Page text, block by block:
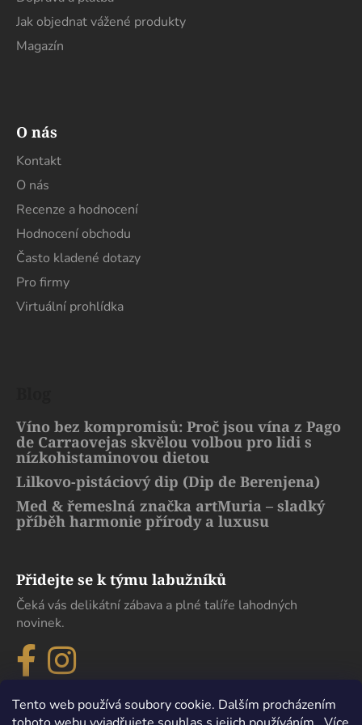
Tento web používá soubory cookie. Dalším procházením
Jak objednat vážené produkty
Magazín
O nás
Kontakt
O nás
Recenze a hodnocení
Hodnocení obchodu
Často kladené dotazy
Pro firmy
Virtuální prohlídka
Víno bez kompromisů: Proč jsou vína z Pago
de Carraovejas skvělou volbou pro lidi s
nízkohistaminovou dietou
Lilkovo-pistáciový dip (Dip de Berenjena)
Med & řemeslná značka artMuria – sladký
příběh harmonie přírody a luxusu
Přidejte se k týmu labužníků
Čeká vás delikátní zábava a plné talíře lahodných
novinek.